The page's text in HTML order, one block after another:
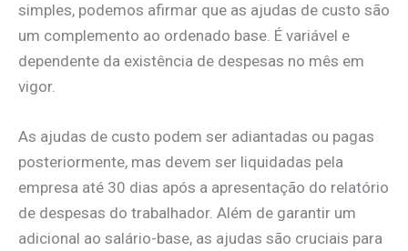
simples, podemos afirmar que as ajudas de custo são
um complemento ao ordenado base. É variável e
dependente da existência de despesas no mês em
vigor.
As ajudas de custo podem ser adiantadas ou pagas
posteriormente, mas devem ser liquidadas pela
empresa até 30 dias após a apresentação do relatório
de despesas do trabalhador. Além de garantir um
adicional ao salário-base, as ajudas são cruciais para